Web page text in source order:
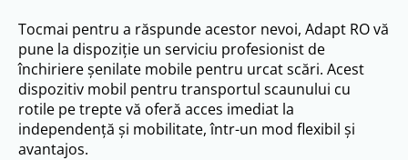
Tocmai pentru a răspunde acestor nevoi, Adapt RO vă
pune la dispoziție un serviciu profesionist de
închiriere șenilate mobile pentru urcat scări. Acest
dispozitiv mobil pentru transportul scaunului cu
rotile pe trepte vă oferă acces imediat la
independență și mobilitate, într-un mod flexibil și
avantajos.